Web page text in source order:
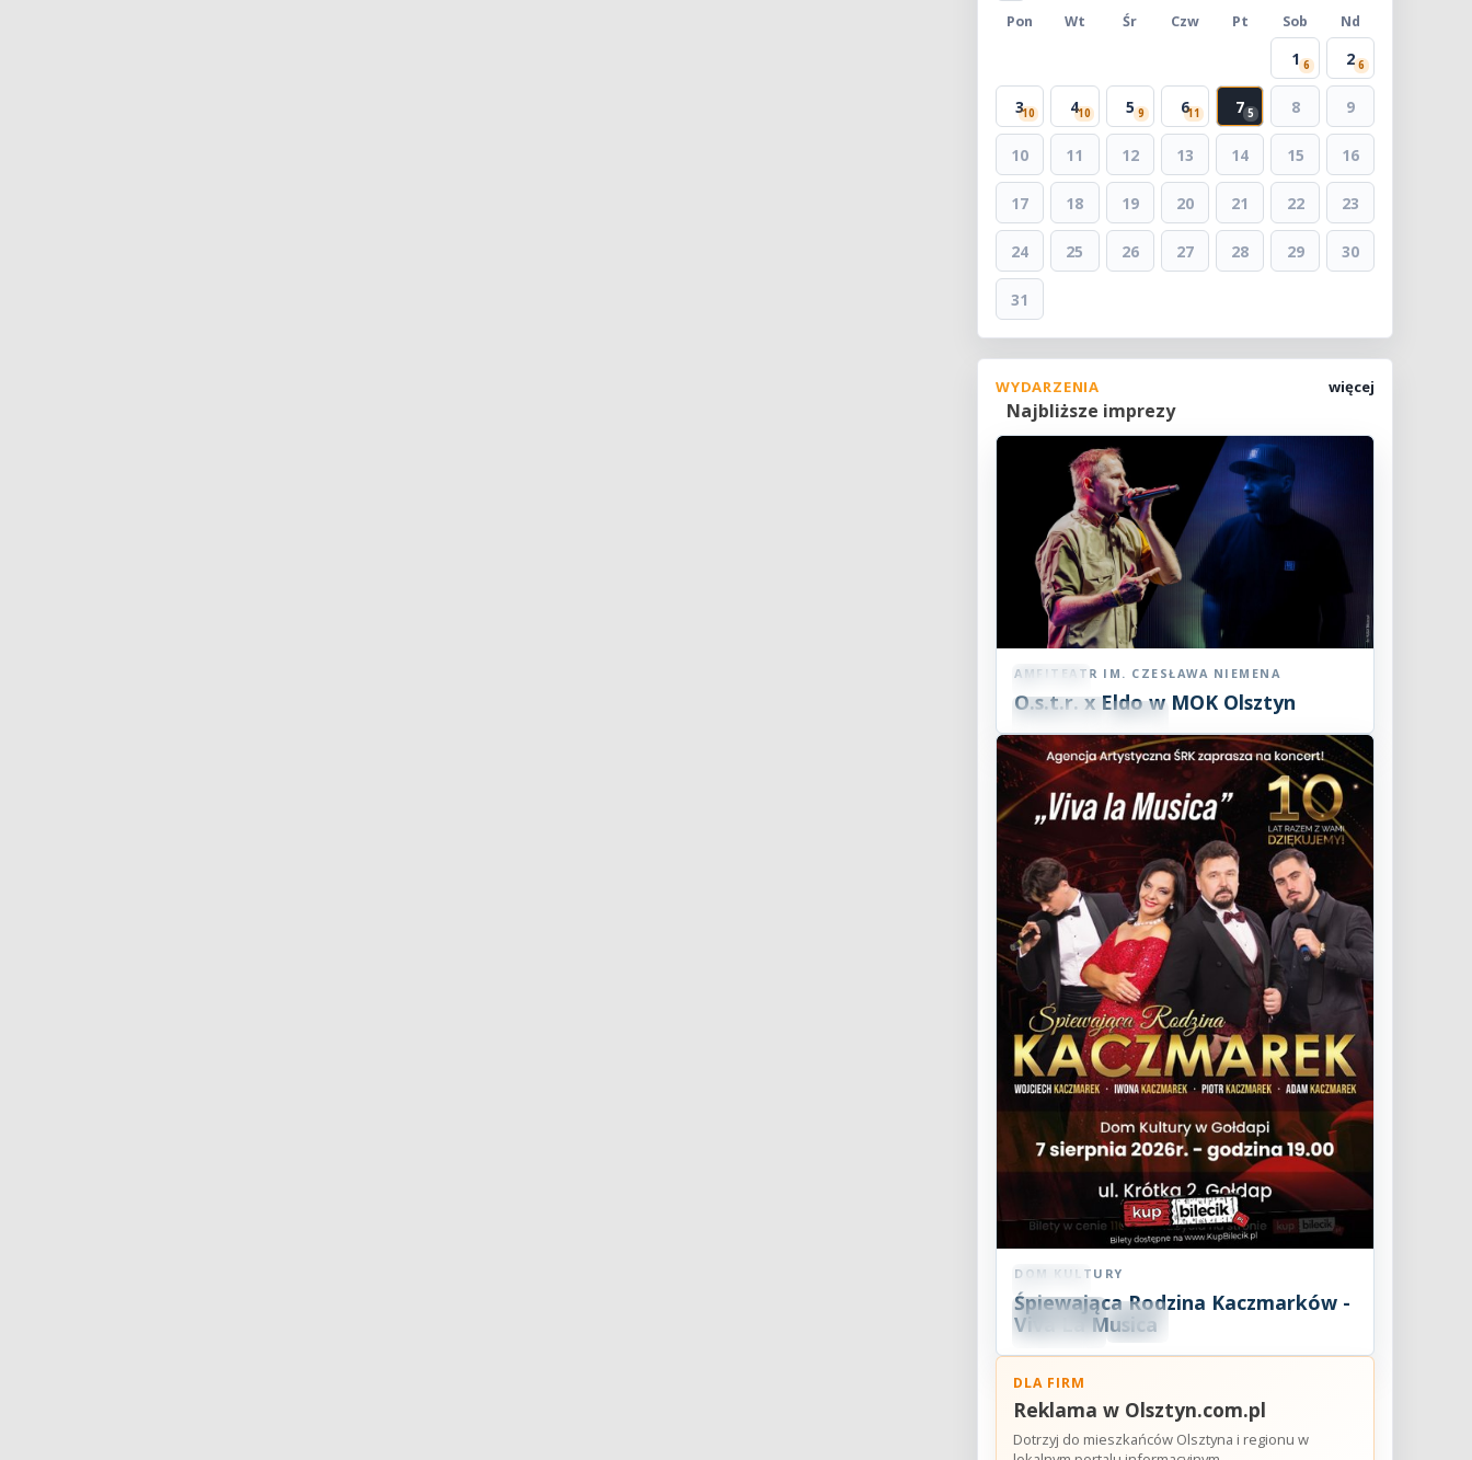
Pon Wt Śr Czw Pt Sob Nd
1 6 2 6
310 410 5 9 611 7 5 8 9
10 11 12 13 14 15 16
17 18 19 20 21 22 23
24 25 26 27 28 29 30
31
WYDARZENIA
Najbliższe imprezy
więcej
Koncert
07 SIE
2026
AMFITEATR IM. CZESŁAWA NIEMENA
O.s.t.r. x Eldo w MOK Olsztyn
Koncert
07 SIE
2026 19:00
DOM KULTURY
Śpiewająca Rodzina Kaczmarków -
Viva La Musica
DLA FIRM
Reklama w Olsztyn.com.pl
Dotrzyj do mieszkańców Olsztyna i regionu w